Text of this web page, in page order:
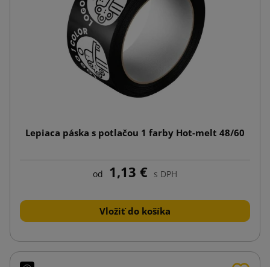
Lepiaca páska s potlačou 1 farby Hot-melt 48/60
od 1,13 € s DPH
Vložiť do košíka